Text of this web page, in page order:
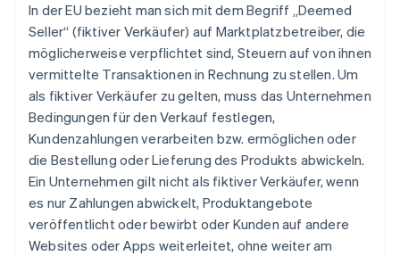
In der EU bezieht man sich mit dem Begriff „Deemed
Seller“ (fiktiver Verkäufer) auf Marktplatzbetreiber, die
möglicherweise verpflichtet sind, Steuern auf von ihnen
vermittelte Transaktionen in Rechnung zu stellen. Um
als fiktiver Verkäufer zu gelten, muss das Unternehmen
Bedingungen für den Verkauf festlegen,
Kundenzahlungen verarbeiten bzw. ermöglichen oder
die Bestellung oder Lieferung des Produkts abwickeln.
Ein Unternehmen gilt nicht als fiktiver Verkäufer, wenn
es nur Zahlungen abwickelt, Produktangebote
veröffentlicht oder bewirbt oder Kunden auf andere
Websites oder Apps weiterleitet, ohne weiter am